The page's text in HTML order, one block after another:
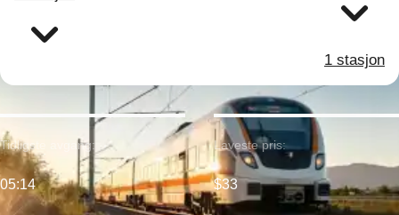
1 stasjon
Tidligste avgang:
05:14
Laveste pris:
$33